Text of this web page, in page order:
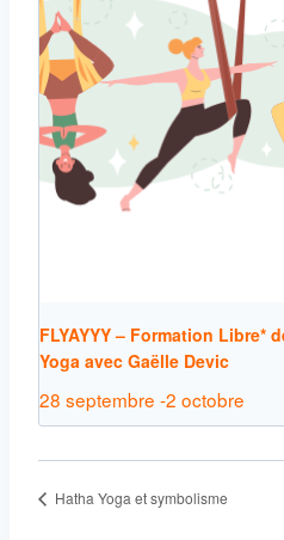
FLYAYYY – Formation Libre*
Yoga avec Gaëlle Devic
28 septembre -2 octobre
Hatha Yoga et symbolisme